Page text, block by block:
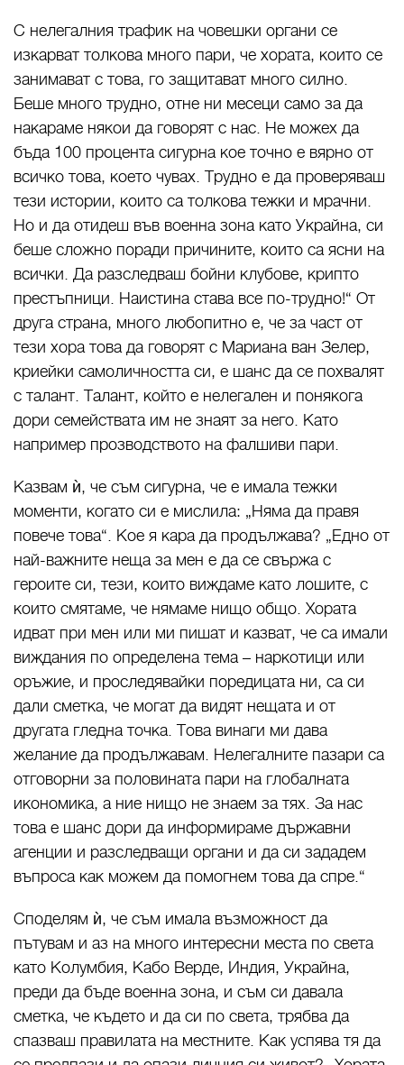
С нелегалния трафик на човешки органи се
изкарват толкова много пари, че хората, които се
занимават с това, го защитават много силно.
Беше много трудно, отне ни месеци само за да
накараме някои да говорят с нас. Не можех да
бъда 100 процента сигурна кое точно е вярно от
всичко това, което чувах. Трудно е да проверяваш
тези истории, които са толкова тежки и мрачни.
Но и да отидеш във военна зона като Украйна, си
беше сложно поради причините, които са ясни на
всички. Да разследваш бойни клубове, крипто
престъпници. Наистина става все по-трудно!“ От
друга страна, много любопитно е, че за част от
тези хора това да говорят с Мариана ван Зелер,
криейки самоличността си, е шанс да се похвалят
с талант. Талант, който е нелегален и понякога
дори семействата им не знаят за него. Като
например прозводството на фалшиви пари.
Казвам ѝ, че съм сигурна, че е имала тежки
моменти, когато си е мислила: „Няма да правя
повече това“. Кое я кара да продължава? „Едно от
най-важните неща за мен е да се свържа с
героите си, тези, които виждаме като лошите, с
които смятаме, че нямаме нищо общо. Хората
идват при мен или ми пишат и казват, че са имали
виждания по определена тема – наркотици или
оръжие, и проследявайки поредицата ни, са си
дали сметка, че могат да видят нещата и от
другата гледна точка. Това винаги ми дава
желание да продължавам. Нелегалните пазари са
отговорни за половината пари на глобалната
икономика, а ние нищо не знаем за тях. За нас
това е шанс дори да информираме държавни
агенции и разследващи органи и да си зададем
въпроса как можем да помогнем това да спре.“
Споделям ѝ, че съм имала възможност да
пътувам и аз на много интересни места по света
като Колумбия, Кабо Верде, Индия, Украйна,
преди да бъде военна зона, и съм си давала
сметка, че където и да си по света, трябва да
спазваш правилата на местните. Как успява тя да